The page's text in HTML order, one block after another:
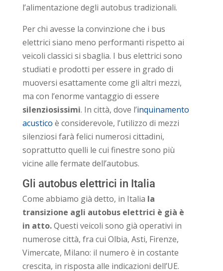
l’alimentazione degli autobus tradizionali.
Per chi avesse la convinzione che i bus
elettrici siano meno performanti rispetto ai
veicoli classici si sbaglia. I bus elettrici sono
studiati e prodotti per essere in grado di
muoversi esattamente come gli altri mezzi,
ma con l’enorme vantaggio di essere
silenziosissimi. In città, dove l’inquinamento
acustico è considerevole, l’utilizzo di mezzi
silenziosi farà felici numerosi cittadini,
soprattutto quelli le cui finestre sono più
vicine alle fermate dell’autobus.
Gli autobus elettrici in Italia
Come abbiamo già detto, in Italia la
transizione agli autobus elettrici è già è
in atto.Questi veicoli sono già operativi in
numerose città, fra cui Olbia, Asti, Firenze,
Vimercate, Milano: il numero è in costante
crescita, in risposta alle indicazioni dell’UE.